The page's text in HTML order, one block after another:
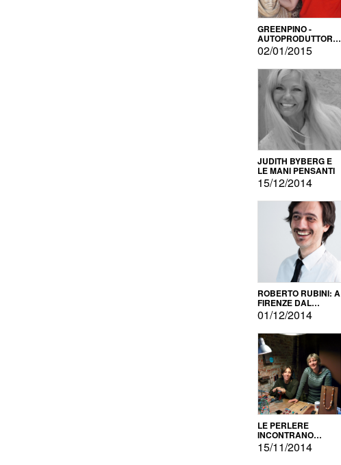
GREENPINO -
AUTOPRODUTTORE
PER AMORE
02/01/2015
JUDITH BYBERG E
LE MANI PENSANTI
15/12/2014
ROBERTO RUBINI: A
FIRENZE DAL
PRODOTTO ALLA
PROMOZIONE
01/12/2014
LE PERLERE
INCONTRANO
L'AUTOPRODUZIONE
15/11/2014